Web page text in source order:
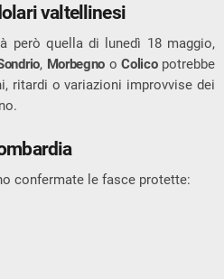
valtellinesi
però quella di lunedì 18 maggio,
, Morbegno oColicopotrebbe
ritardi o variazioni improvvise dei
confermate le fasce protette: